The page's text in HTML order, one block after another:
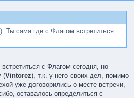
): Ты сама где с Флагом встретиться
с Флагом сегодня, но
(Vintorez), т.к. у него своих дел, помимо
уже договорились о месте встречи,
оставалось определиться с